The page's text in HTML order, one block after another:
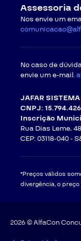
Assessoria
Nos envie um
No caso de
envie um e-mail.
JAFAR
CNPJ:
Inscrição
Rua Dias Leme,
CEP: 03118-040 -
*Preços válidos
divergência, o
2026 © AlfaCon